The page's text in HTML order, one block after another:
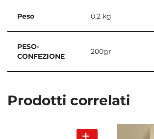
Peso 0,2 kg
PESO-
CONFEZIONE
200gr
Prodotti correlati